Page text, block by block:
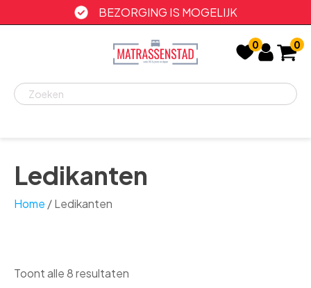
BEZORGING IS MOGELIJK
0 0
Ledikanten
Home / Ledikanten
Toont alle 8 resultaten